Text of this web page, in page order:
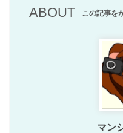
ABOUT この記事を
マン